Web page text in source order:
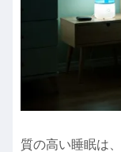
質の高い睡眠は